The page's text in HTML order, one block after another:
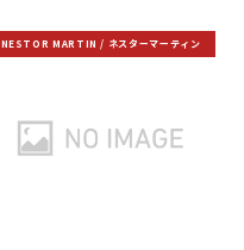
NESTOR MARTIN / ネスターマーティン